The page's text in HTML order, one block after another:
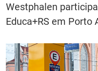
Westphalen
Educa+RS em Porto